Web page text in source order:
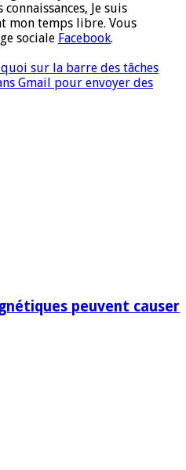
Je suis
mon temps libre. Vous
sociale Facebook.
sur la barre des tâches
Gmail pour envoyer des
peuvent causer